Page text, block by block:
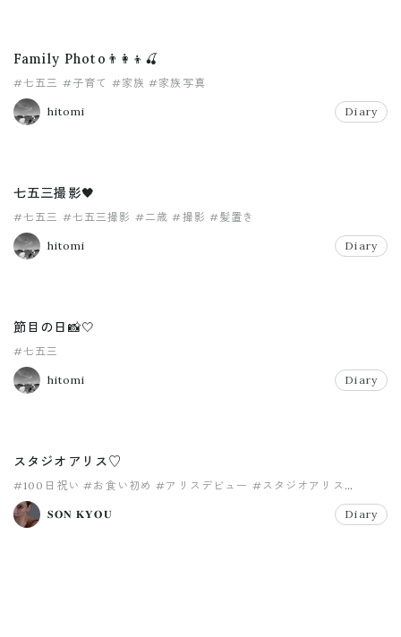
Family Photo👨‍👩‍👦🍒
#七五三 #子育て #家族 #家族写真
hitomi Diary
七五三撮影🖤
#七五三 #七五三撮影 #二歳 #撮影 #髪置き
hitomi Diary
節目の日📸🤍
#七五三
hitomi Diary
スタジオアリス♡
#100日祝い #お食い初め #アリスデビュー #スタジオアリス
#メモリアル
𝐒𝐎𝐍 𝐊𝐘𝐎𝐔
Diary